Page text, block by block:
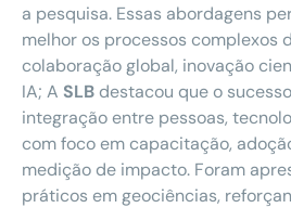
a pesquisa. Essas abordagens
melhor os processos complexos
colaboração global, inovação
IA; A SLB destacou que o
integração entre pessoas,
com foco em capacitação,
medição de impacto. Foram
práticos em geociências,